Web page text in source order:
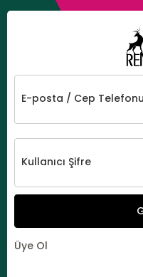
E-posta / Cep Telefonu
Kullanıcı Şifre
Üye Ol